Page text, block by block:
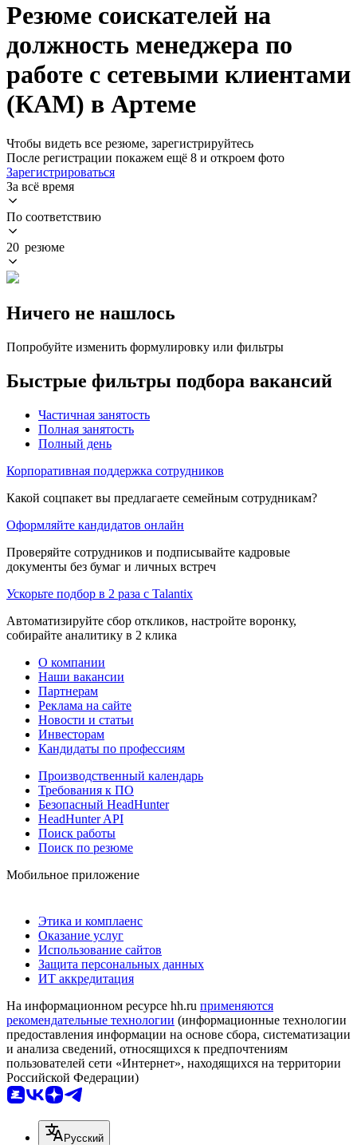
Резюме соискателей на
должность менеджера по
работе с сетевыми клиентами
(КАМ) в Артеме
Чтобы видеть все резюме, зарегистрируйтесь
После регистрации покажем ещё 8 и откроем фото
Зарегистрироваться
За всё время
По соответствию
20 резюме
Ничего не нашлось
Попробуйте изменить формулировку или фильтры
Быстрые фильтры подбора вакансий
Частичная занятость
Полная занятость
Полный день
Корпоративная поддержка сотрудников
Какой соцпакет вы предлагаете семейным сотрудникам?
Оформляйте кандидатов онлайн
Проверяйте сотрудников и подписывайте кадровые
документы без бумаг и личных встреч
Ускорьте подбор в 2 раза с Talantix
Автоматизируйте сбор откликов, настройте воронку,
собирайте аналитику в 2 клика
О компании
Наши вакансии
Партнерам
Реклама на сайте
Новости и статьи
Инвесторам
Кандидаты по профессиям
Производственный календарь
Требования к ПО
Безопасный HeadHunter
HeadHunter API
Поиск работы
Поиск по резюме
Мобильное приложение
Этика и комплаенс
Оказание услуг
Использование сайтов
Защита персональных данных
ИТ аккредитация
На информационном ресурсе hh.ru применяются
рекомендательные технологии (информационные технологии
предоставления информации на основе сбора, систематизации
и анализа сведений, относящихся к предпочтениям
пользователей сети «Интернет», находящихся на территории
Российской Федерации)
Русский